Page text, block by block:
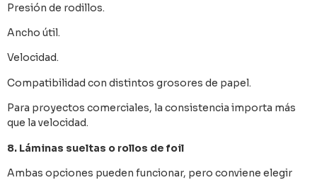
Presión de rodillos.
Ancho útil.
Velocidad.
Compatibilidad con distintos grosores de papel.
Para proyectos comerciales, la consistencia importa más
que la velocidad.
8. Láminas sueltas o rollos de foil
Ambas opciones pueden funcionar, pero conviene elegir